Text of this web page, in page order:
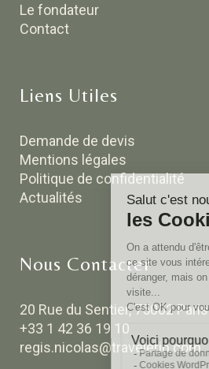
Le fondateur
Contact
Liens Utiles
Demande de devis
Mentions légales
Politique de confidentialité
Actualités
Nous Contacter
20 Rue du Sentier, 75002 Paris
+33 1 42 36 19 10
regis.nicolas@travelerin.com